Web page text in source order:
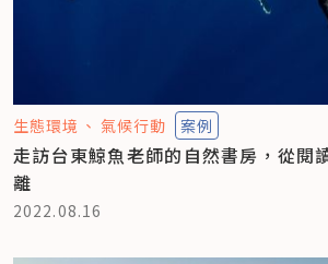
生態環境 氣候行動 案例
走訪台東鯨魚老師的自然書房，從閱
離
2022.08.16